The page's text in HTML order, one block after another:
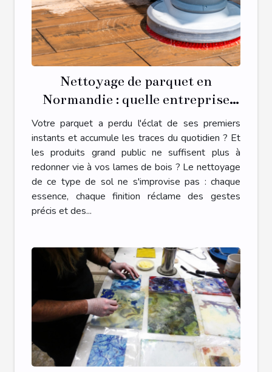
Nettoyage de parquet en
Normandie : quelle entreprise
spécialisée contacter ?
Votre parquet a perdu l'éclat de ses premiers
instants et accumule les traces du quotidien ? Et
les produits grand public ne suffisent plus à
redonner vie à vos lames de bois ? Le nettoyage
de ce type de sol ne s'improvise pas : chaque
essence, chaque finition réclame des gestes
précis et des...